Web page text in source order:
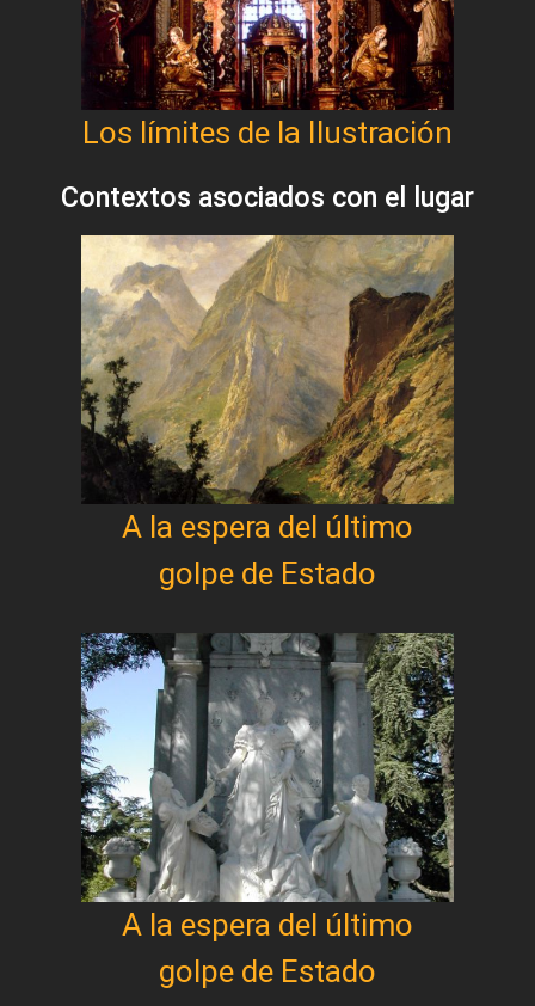
Los límites de la Ilustración
Contextos asociados con el lugar
A la espera del último
golpe de Estado
A la espera del último
golpe de Estado